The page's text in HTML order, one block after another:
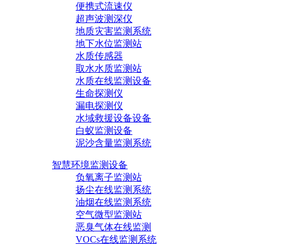
便携式流速仪
超声波测深仪
地质灾害监测系统
地下水位监测站
水质传感器
取水水质监测站
水质在线监测设备
生命探测仪
漏电探测仪
水域救援设备设备
白蚁监测设备
泥沙含量监测系统
智慧环境监测设备
负氧离子监测站
扬尘在线监测系统
油烟在线监测系统
空气微型监测站
恶臭气体在线监测
VOCs在线监测系统